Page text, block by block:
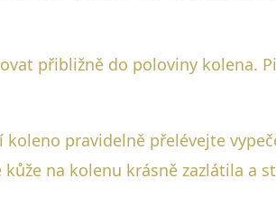
přibližně do poloviny kolena.
pravidelně přelévejte
na kolenu krásně zazlátila a